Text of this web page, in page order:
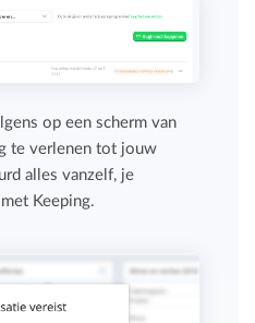
op een scherm van
te verlenen tot jouw
alles vanzelf, je
Keeping.